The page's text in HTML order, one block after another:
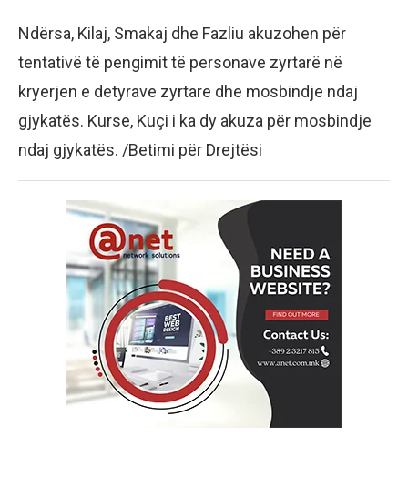
Ndërsa, Kilaj, Smakaj dhe Fazliu akuzohen për
tentativë të pengimit të personave zyrtarë në
kryerjen e detyrave zyrtare dhe mosbindje ndaj
gjykatës. Kurse, Kuçi i ka dy akuza për mosbindje
ndaj gjykatës. /Betimi për Drejtësi